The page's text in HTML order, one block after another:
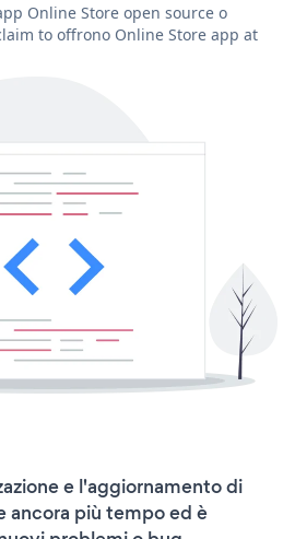
Online Store open source o
to offrono Online Store app at
e l'aggiornamento di
ancora più tempo ed è